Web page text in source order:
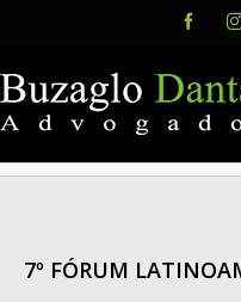
content
7º FÓRUM